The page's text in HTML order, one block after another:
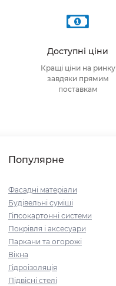
Доступні ціни
Кращі ціни на ринку
завдяки прямим
поставкам
Популярне
Фасадні матеріали
Будівельні cуміші
Гіпсокартонні системи
Покрівля і аксесуари
Паркани та огорожі
Вікна
Гідроізоляція
Підвісні стелі